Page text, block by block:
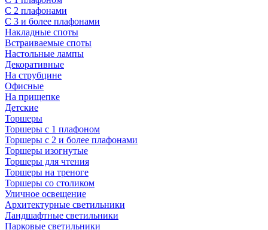
С 2 плафонами
С 3 и более плафонами
Накладные споты
Встраиваемые споты
Настольные лампы
Декоративные
На струбцине
Офисные
На прищепке
Детские
Торшеры
Торшеры с 1 плафоном
Торшеры с 2 и более плафонами
Торшеры изогнутые
Торшеры для чтения
Торшеры на треноге
Торшеры со столиком
Уличное освещение
Архитектурные светильники
Ландшафтные светильники
Парковые светильники